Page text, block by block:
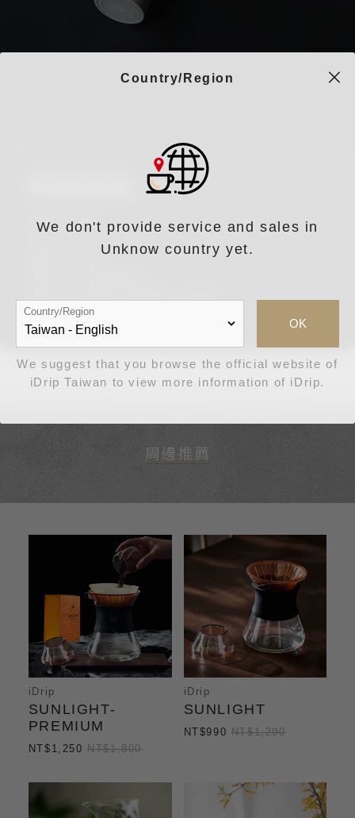
台灣公司貨
產地：中國
周邊推薦
iDrip
SUNLIGHT-
PREMIUM
NT$1,250NT$1,800
iDrip
SUNLIGHT
NT$990 NT$1,290
Country/Region
We don't provide service and sales in
Unknow country yet.
Country/Region
OK
We suggest that you browse the official website of
iDrip Taiwan to view more information of iDrip.